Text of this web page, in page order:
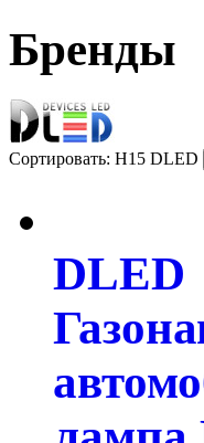
Бренды
Сортировать: H15 DLED
DLED